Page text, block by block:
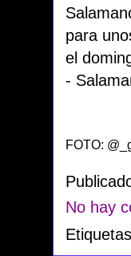
para
el
-
FOTO:
No hay